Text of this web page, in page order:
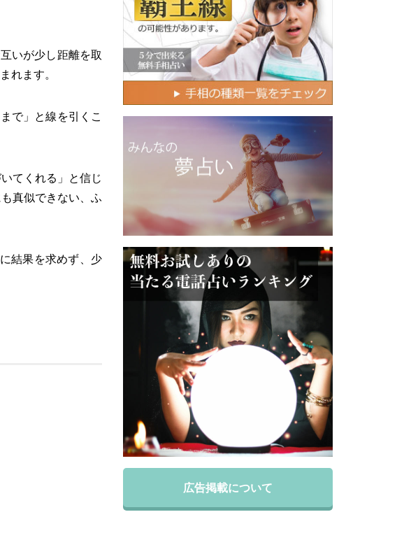
いが少し距離を取
れます。
で」と線を引くこ
てくれる」と信じ
真似できない、ふ
結果を求めず、少
広告掲載について